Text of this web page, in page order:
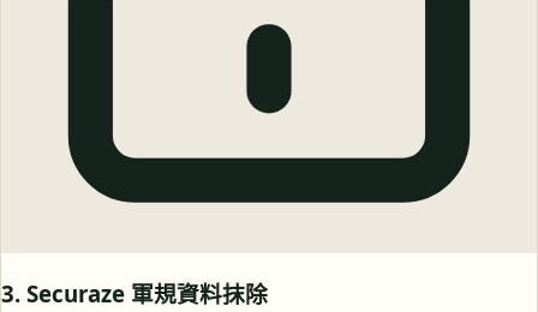
3. Securaze 軍規資料抹除